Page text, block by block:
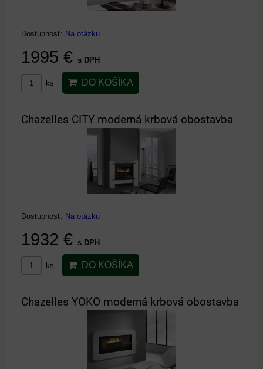
Dostupnosť: Na otázku
1995 € s DPH
ks DO KOŠÍKA
Chazelles CITY moderná krbová obostavba
Dostupnosť: Na otázku
1932 € s DPH
ks DO KOŠÍKA
Chazelles YOKO moderná krbová obostavba